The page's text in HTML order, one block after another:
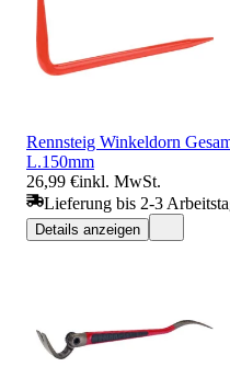
Rennsteig Winkeldorn
L.150mm
26,99 €inkl. MwSt.
Lieferung bis 2-3
Details anzeigen